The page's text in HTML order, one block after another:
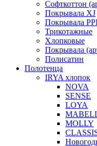
Софткоттон
Покрывала XJ
Покрывала
Трикотажные
Хлопковые
Покрывала
Полисатин
Полотенца
IRYA хлопок
NOVA
SENSE
LOYA
MOLLY